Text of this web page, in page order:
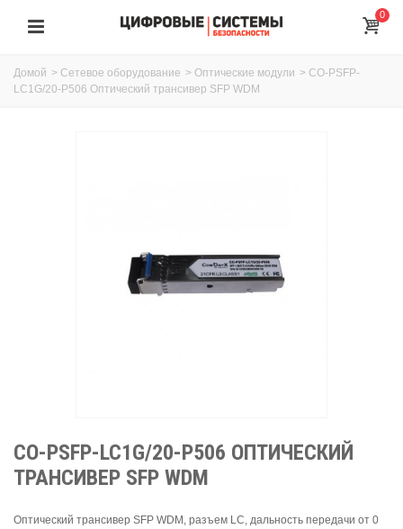
0
Домой > Сетевое оборудование > Оптические модули > CO-PSFP-
LC1G/20-P506 Оптический трансивер SFP WDM
CO-PSFP-LC1G/20-P506 ОПТИЧЕСКИЙ
ТРАНСИВЕР SFP WDM
Оптический трансивер SFP WDM, разъем LC, дальность передачи от 0